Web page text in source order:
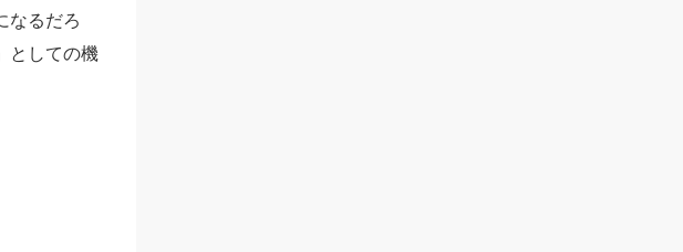
なるだろ
としての機